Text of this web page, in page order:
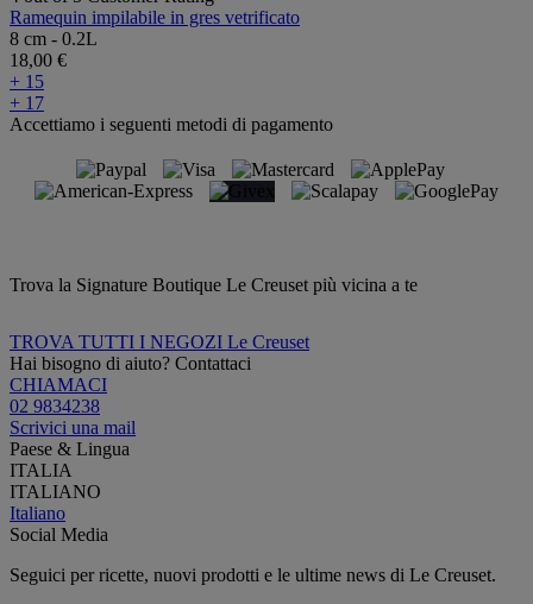
Ramequin impilabile in gres vetrificato
8 cm - 0.2L
18,00 €
+ 15
+ 17
Accettiamo i seguenti metodi di pagamento
Trova la Signature Boutique Le Creuset più vicina a te
TROVA TUTTI I NEGOZI Le Creuset
Hai bisogno di aiuto? Contattaci
CHIAMACI
02 9834238
Scrivici una mail
Paese & Lingua
ITALIA
ITALIANO
Italiano
Social Media
Seguici per ricette, nuovi prodotti e le ultime news di Le Creuset.